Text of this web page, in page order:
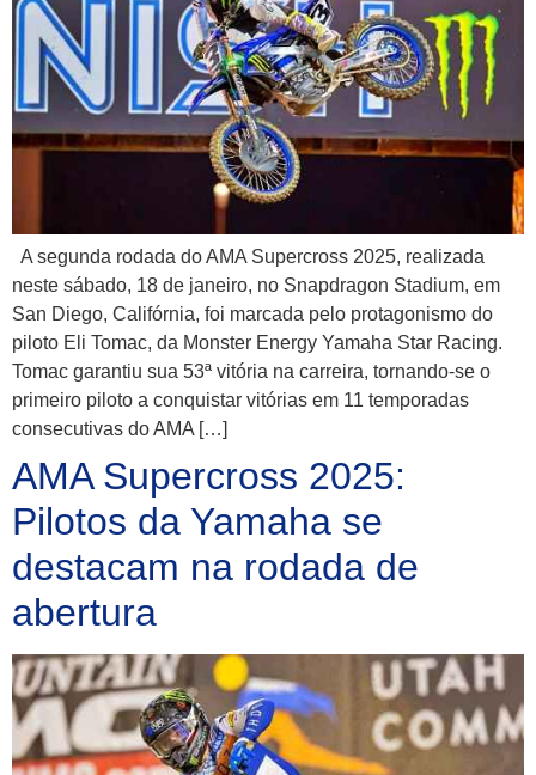
A segunda rodada do AMA Supercross 2025, realizada
neste sábado, 18 de janeiro, no Snapdragon Stadium, em
San Diego, Califórnia, foi marcada pelo protagonismo do
piloto Eli Tomac, da Monster Energy Yamaha Star Racing.
Tomac garantiu sua 53ª vitória na carreira, tornando-se o
primeiro piloto a conquistar vitórias em 11 temporadas
consecutivas do AMA […]
AMA Supercross 2025:
Pilotos da Yamaha se
destacam na rodada de
abertura